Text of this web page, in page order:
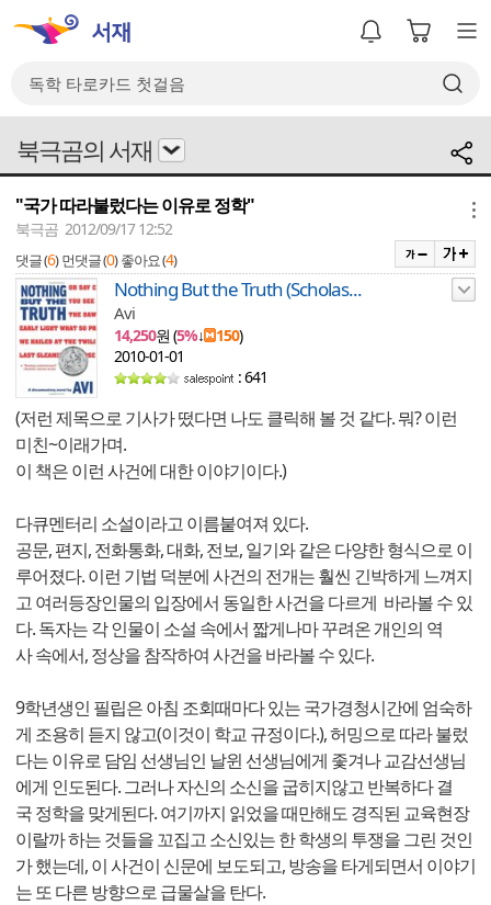
북극곰의 서재
"국가 따라불렀다는 이유로 정학"
북극곰 2012/09/17 12:52
댓글 (6) 먼댓글 (0) 좋아요 (4)
Nothing But the Truth (Scholas...
Avi
14,250원 (5%↓ 150)
2010-01-01
: 641
(저런 제목으로 기사가 떴다면 나도 클릭해 볼 것 같다. 뭐? 이런
미친~이래가며.
이 책은 이런 사건에 대한 이야기이다.)
다큐멘터리 소설이라고 이름붙여져 있다.
공문, 편지, 전화통화, 대화, 전보, 일기와 같은 다양한 형식으로 이
루어졌다. 이런 기법 덕분에 사건의 전개는 훨씬 긴박하게 느껴지
고 여러등장인물의 입장에서 동일한 사건을 다르게 바라볼 수 있
다. 독자는 각 인물이 소설 속에서 짧게나마 꾸려온 개인의 역
사 속에서, 정상을 참작하여 사건을 바라볼 수 있다.
9학년생인 필립은 아침 조회때마다 있는 국가경청시간에 엄숙하
게 조용히 듣지 않고(이것이 학교 규정이다.), 허밍으로 따라 불렀
다는 이유로 담임 선생님인 날윈 선생님에게 좇겨나 교감선생님
에게 인도된다. 그러나 자신의 소신을 굽히지않고 반복하다 결
국 정학을 맞게된다. 여기까지 읽었을 때만해도 경직된 교육현장
이랄까 하는 것들을 꼬집고 소신있는 한 학생의 투쟁을 그린 것인
가 했는데, 이 사건이 신문에 보도되고, 방송을 타게되면서 이야기
는 또 다른 방향으로 급물살을 탄다.